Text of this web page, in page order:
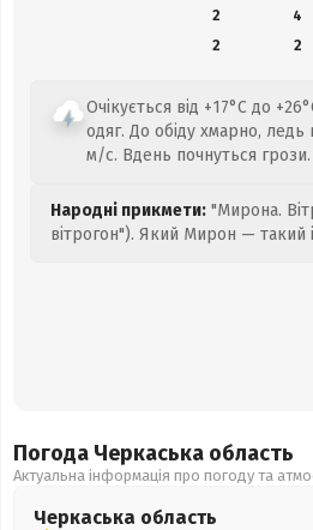
2
4
2
2
Очікується від +17°C до
одяг. До обіду хмарно, ледь
м/с. Вдень почнуться грози.
Народні прикмети: "Мирона.
вітрогон"). Який Мирон — такий і
Погода Черкаська область
Актуальна інформація про погоду та
Черкаська область